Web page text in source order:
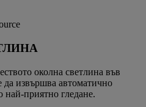
околна светлина във
извършва автоматично
най-приятно гледане.